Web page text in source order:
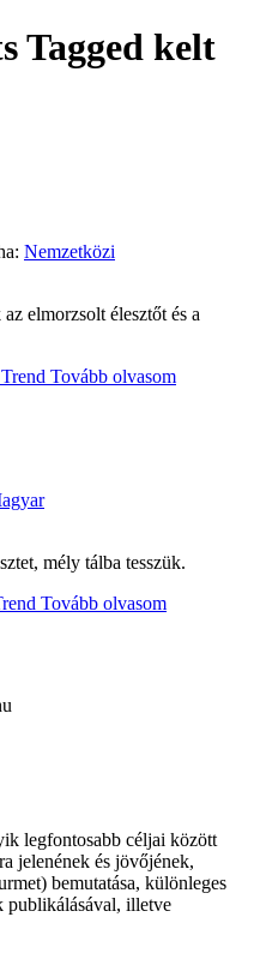
Tagged kelt
Nemzetközi
elmorzsolt élesztőt és a
Tovább olvasom
mély tálba tesszük.
Tovább olvasom
legfontosabb céljai között
jelenének és jövőjének,
bemutatása, különleges
publikálásával, illetve